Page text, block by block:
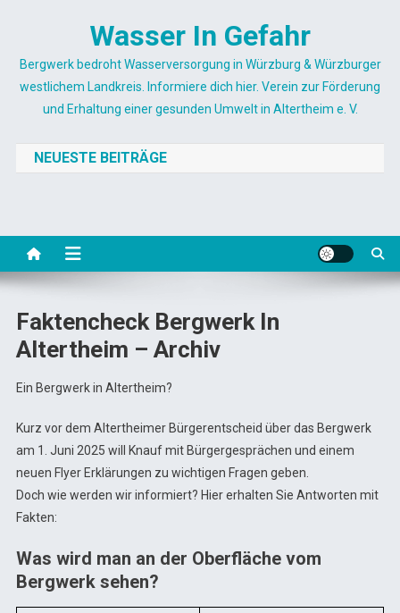
Wasser In Gefahr
Bergwerk bedroht Wasserversorgung in Würzburg & Würzburger
westlichem Landkreis. Informiere dich hier. Verein zur Förderung
und Erhaltung einer gesunden Umwelt in Altertheim e. V.
NEUESTE BEITRÄGE
Faktencheck Bergwerk In
Altertheim – Archiv
Ein Bergwerk in Altertheim?
Kurz vor dem Altertheimer Bürgerentscheid über das Bergwerk
am 1. Juni 2025 will Knauf mit Bürgergesprächen und einem
neuen Flyer Erklärungen zu wichtigen Fragen geben.
Doch wie werden wir informiert? Hier erhalten Sie Antworten mit
Fakten:
Was wird man an der Oberfläche vom
Bergwerk sehen?